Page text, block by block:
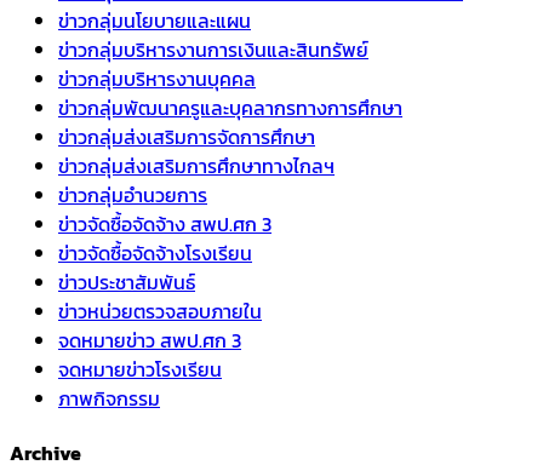
ข่าวกลุ่มนโยบายและแผน
ข่าวกลุ่มบริหารงานการเงินและสินทรัพย์
ข่าวกลุ่มบริหารงานบุคคล
ข่าวกลุ่มพัฒนาครูและบุคลากรทางการศึกษา
ข่าวกลุ่มส่งเสริมการจัดการศึกษา
ข่าวกลุ่มส่งเสริมการศึกษาทางไกลฯ
ข่าวกลุ่มอำนวยการ
ข่าวจัดซื้อจัดจ้าง สพป.ศก 3
ข่าวจัดซื้อจัดจ้างโรงเรียน
ข่าวประชาสัมพันธ์
ข่าวหน่วยตรวจสอบภายใน
จดหมายข่าว สพป.ศก 3
จดหมายข่าวโรงเรียน
ภาพกิจกรรม
Archive